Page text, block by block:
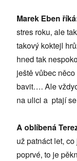
Marek Eben
stres roku, ale
takový koktejl
hned tak
ještě vůbec
bavit…. Ale
na ulici a ptají
A oblíbená
už patnáct let,
poprvé, to je